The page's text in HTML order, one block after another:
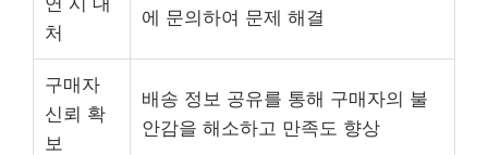
처
에 문의하여 문제 해결
구매자
신뢰 확
보
배송 정보 공유를 통해 구매자의 불
안감을 해소하고 만족도 향상